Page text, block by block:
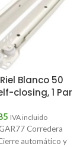
Blanco 50
closing, 1 Par
IVA incluido
Corredera
automático y